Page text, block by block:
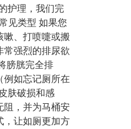
护理，我们完
见类型 如果您
嗽、打喷嚏或搬
常强烈的排尿欲
膀胱完全排
例如忘记厕所在
肤破损和感
阻，并为马桶安
，让如厕更加方